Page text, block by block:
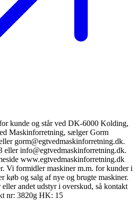
kunde og står ved DK-6000 Kolding,
Maskinforretning, sælger Gorm
gorm@egtvedmaskinforretning.dk.
eller info@egtvedmaskinforretning.dk.
www.egtvedmaskinforretning.dk
Vi formidler maskiner m.m. for kunder i
køb og salg af nye og brugte maskiner.
andet udstyr i overskud, så kontakt
nr: 3820g HK: 15